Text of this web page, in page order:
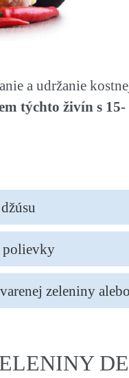
a udržanie
týchto živín s
polievky
zeleniny